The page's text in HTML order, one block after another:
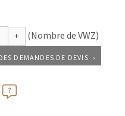
DEMANDES DE DEVIS